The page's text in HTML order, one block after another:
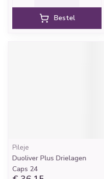
Bestel
Pileje
Duoliver Plus Drielagen
Caps 24